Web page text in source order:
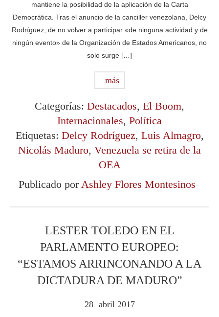
mantiene la posibilidad de la aplicación de la Carta
Democrática. Tras el anuncio de la canciller venezolana, Delcy
Rodríguez, de no volver a participar «de ninguna actividad y de
ningún evento» de la Organización de Estados Americanos, no
solo surge […]
más
Categorías: Destacados, El Boom,
Internacionales, Política
Etiquetas: Delcy Rodríguez, Luis Almagro,
Nicolás Maduro, Venezuela se retira de la
OEA
Publicado porAshley Flores Montesinos
LESTER TOLEDO EN EL
PARLAMENTO EUROPEO:
“ESTAMOS ARRINCONANDO A LA
DICTADURA DE MADURO”
28 . abril 2017